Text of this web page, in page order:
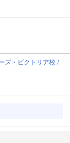
ズ・ビクトリア校 /